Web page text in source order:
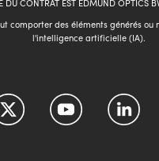
DU CONTRAT EST EDMUND OPTICS
comporter des éléments générés
l'intelligence artificielle (IA).